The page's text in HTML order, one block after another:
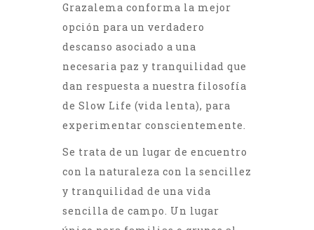
Grazalema conforma la mejor
opción para un verdadero
descanso asociado a una
necesaria paz y tranquilidad que
dan respuesta a nuestra filosofía
de Slow Life (vida lenta), para
experimentar conscientemente.
Se trata de un lugar de encuentro
con la naturaleza con la sencillez
y tranquilidad de una vida
sencilla de campo. Un lugar